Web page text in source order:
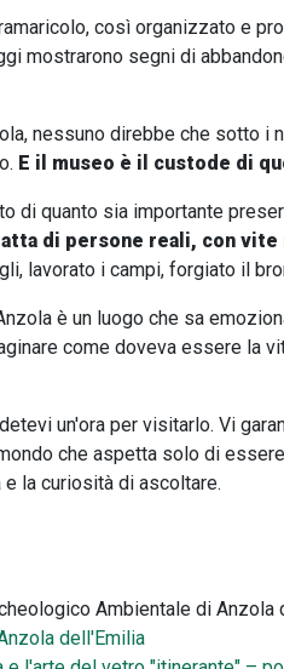
così organizzato e
mostrarono segni di
nessuno direbbe che sotto
E il museo è il custode di
di quanto sia importante
di persone reali, con vite
lavorato i campi, forgiato il
è un luogo che sa
come doveva essere la
un'ora per visitarlo. Vi
che aspetta solo di
la curiosità di ascoltare.
Ambientale di
dell'Emilia